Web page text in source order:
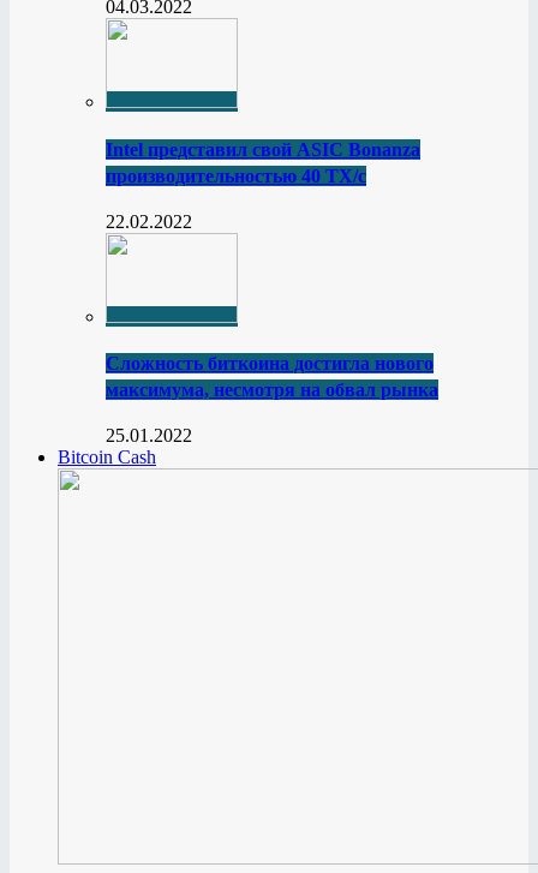
04.03.2022
Intel представил свой ASIC Bonanza
производительностью 40 ТХ/с
22.02.2022
Сложность биткоина достигла нового
максимума, несмотря на обвал рынка
25.01.2022
Bitcoin Cash